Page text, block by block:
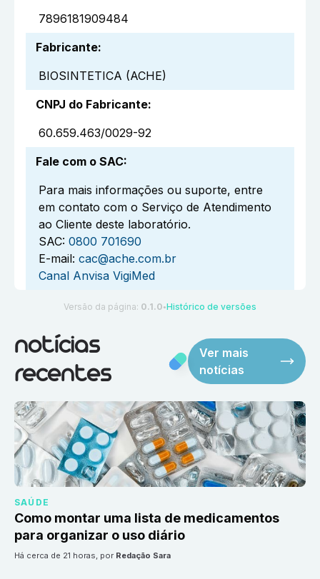
7896181909484
Fabricante:
BIOSINTETICA (ACHE)
CNPJ do Fabricante:
60.659.463/0029-92
Fale com o SAC:
Para mais informações ou suporte, entre
em contato com o Serviço de Atendimento
ao Cliente deste laboratório.
SAC: 0800 701690
E-mail: cac@ache.com.br
Canal Anvisa VigiMed
Versão da página: 0.1.0 ●Histórico de versões
notícias
recentes
Ver mais
notícias
SAÚDE
Como montar uma lista de medicamentos
para organizar o uso diário
há cerca de 21 horas, por Redação Sara